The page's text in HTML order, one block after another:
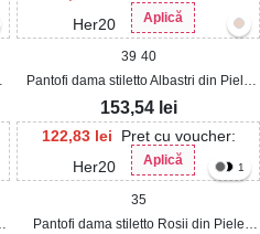
Her20
Aplică
39 40
Pantofi dama stiletto Albastri din Piele
Ecologica Intoarsa Ezera
122,83 lei
Pret cu voucher:
Her20
Aplică
153,54 lei
1
35
Pantofi dama stiletto Rosii din Piele